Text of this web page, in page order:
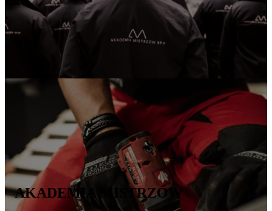
AKADEMIA MISTRZÓW